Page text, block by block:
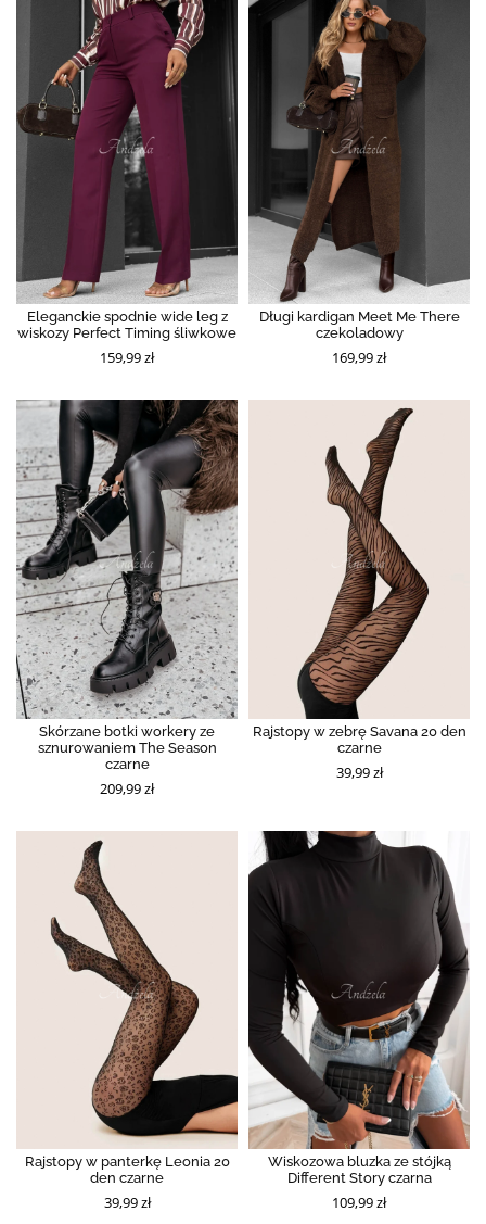
Eleganckie spodnie wide leg z
wiskozy Perfect Timing śliwkowe
159,99 zł
Długi kardigan Meet Me There
czekoladowy
169,99 zł
Skórzane botki workery ze
sznurowaniem The Season
czarne
209,99 zł
Rajstopy w zebrę Savana 20 den
czarne
39,99 zł
Rajstopy w panterkę Leonia 20
den czarne
39,99 zł
Wiskozowa bluzka ze stójką
Different Story czarna
109,99 zł